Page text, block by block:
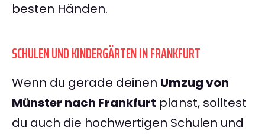
besten Händen.
SCHULEN UND KINDERGÄRTEN IN FRANKFURT
Wenn du gerade deinen Umzug von
Münster nach Frankfurt planst, solltest
du auch die hochwertigen Schulen und